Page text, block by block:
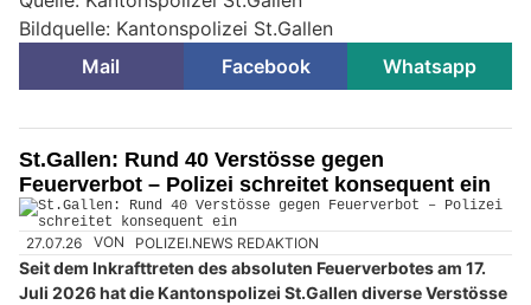
Bildquelle: Kantonspolizei St.Gallen
Mail
Facebook Whatsapp
St.Gallen: Rund 40 Verstösse gegen
Feuerverbot – Polizei schreitet konsequent ein
27.07.26 VON POLIZEI.NEWS REDAKTION
Seit dem Inkrafttreten des absoluten Feuerverbotes am 17.
Juli 2026 hat die Kantonspolizei St.Gallen diverse Verstösse